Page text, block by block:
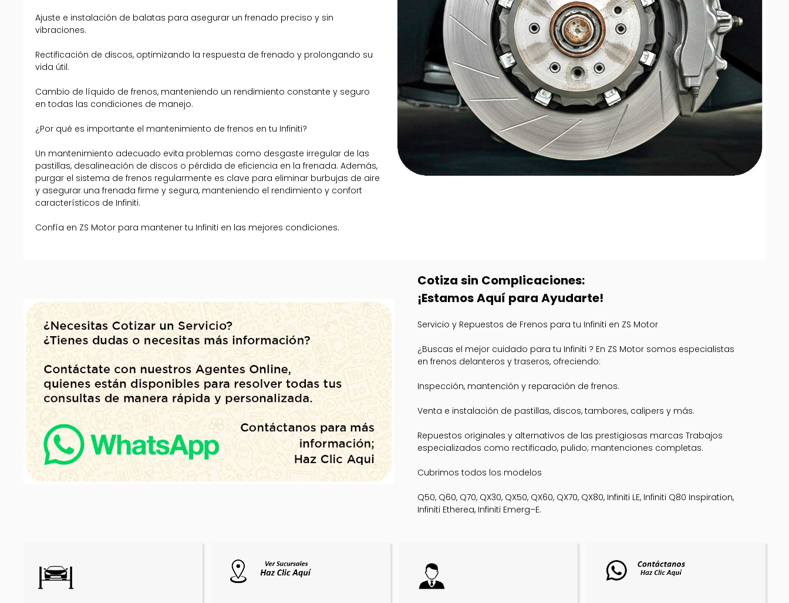
Ajuste e instalación de balatas para asegurar un frenado preciso y sin
vibraciones.
Rectificación de discos, optimizando la respuesta de frenado y prolongando su
vida útil.
Cambio de líquido de frenos, manteniendo un rendimiento constante y seguro
en todas las condiciones de manejo.
¿Por qué es importante el mantenimiento de frenos en tu Infiniti?
Un mantenimiento adecuado evita problemas como desgaste irregular de las
pastillas, desalineación de discos o pérdida de eficiencia en la frenada. Además,
purgar el sistema de frenos regularmente es clave para eliminar burbujas de aire
y asegurar una frenada firme y segura, manteniendo el rendimiento y confort
característicos de Infiniti.
Confía en ZS Motor para mantener tu Infiniti en las mejores condiciones.
Cotiza sin Complicaciones:
¡Estamos Aquí para Ayudarte!
Servicio y Repuestos de Frenos para tu Infiniti en ZS Motor
¿Buscas el mejor cuidado para tu Infiniti ? En ZS Motor somos especialistas
en frenos delanteros y traseros, ofreciendo:
Inspección, mantención y reparación de frenos.
Venta e instalación de pastillas, discos, tambores, calipers y más.
Repuestos originales y alternativos de las prestigiosas marcas Trabajos
especializados como rectificado, pulido; mantenciones completas.
Cubrimos todos los modelos
Q50, Q60, Q70, QX30, QX50, QX60, QX70, QX80, Infiniti LE, Infiniti Q80 Inspiration,
Infiniti Etherea, Infiniti Emerg–E.